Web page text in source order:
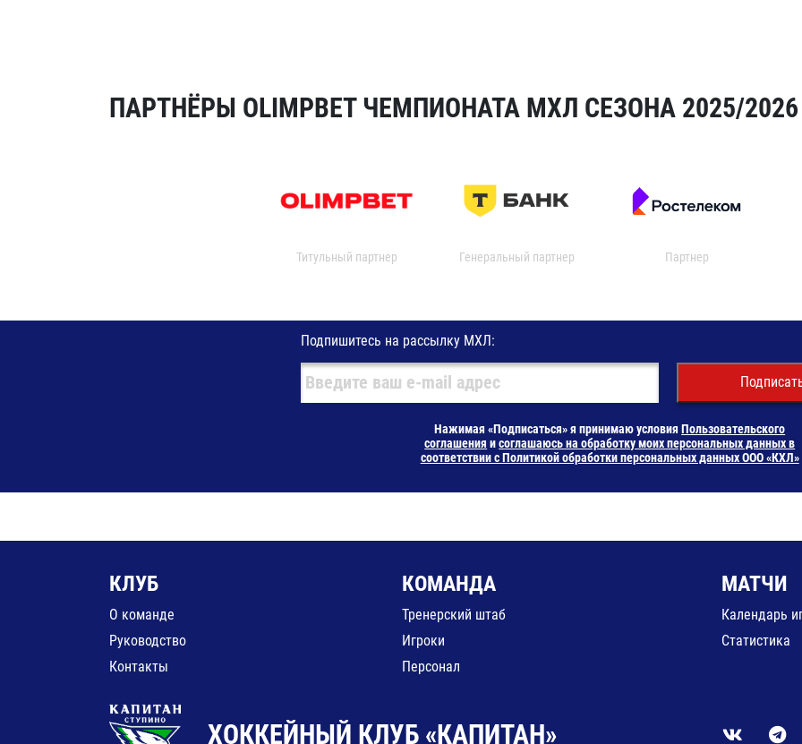
ПАРТНЁРЫ OLIMPBET ЧЕМПИОНАТА МХЛ СЕЗОНА 2025/2026
Титульный партнер Генеральный партнер Партнер
Подпишитесь на рассылку МХЛ:
Нажимая «Подписаться» я принимаю условияПользовательского
соглашения исоглашаюсь на обработку моих персональных данных в
соответствии с Политикой обработки персональных данных ООО «КХЛ»
КЛУБ
О команде
Руководство
Контакты
КОМАНДА
Тренерский штаб
Игроки
Персонал
МАТЧИ
Календарь
Статистика
ХОККЕЙНЫЙ КЛУБ «КАПИТАН»